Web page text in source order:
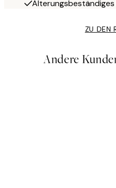
Alterungsbeständiges
ZU DEN
Andere